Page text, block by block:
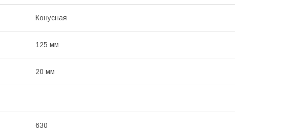
Конусная
125 мм
20 мм
630